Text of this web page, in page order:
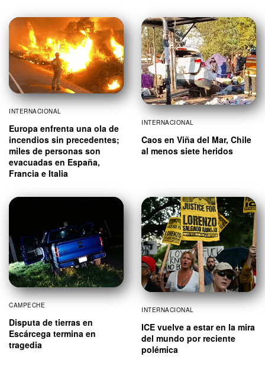
INTERNACIONAL
Europa enfrenta una ola de
incendios sin precedentes;
miles de personas son
evacuadas en España,
Francia e Italia
INTERNACIONAL
Caos en Viña del Mar, Chile
al menos siete heridos
CAMPECHE
Disputa de tierras en
Escárcega termina en
tragedia
INTERNACIONAL
ICE vuelve a estar en la mira
del mundo por reciente
polémica